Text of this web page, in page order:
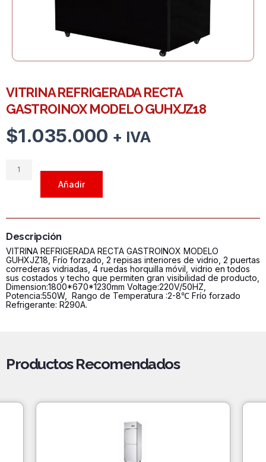
VITRINA REFRIGERADA RECTA
GASTROINOX MODELO GUHXJZ18
$1.035.000 + IVA
VITRINA
cantidad
Añadir
Descripción
VITRINA REFRIGERADA RECTA GASTROINOX MODELO
GUHXJZ18, Frío forzado, 2 repisas interiores de vidrio, 2 puertas
correderas vidriadas, 4 ruedas horquilla móvil, vidrio en todos
sus costados y techo que permiten gran visibilidad de producto,
Dimension:1800*670*1230mm Voltage:220V/50HZ,
Potencia:550W, Rango de Temperatura :2-8℃ Frío forzado
Refrigerante: R290A.
Productos Recomendados